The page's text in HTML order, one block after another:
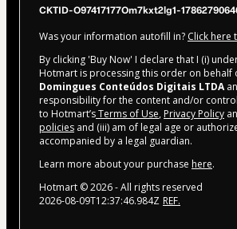
CKTID-O97417177Om7kxt2lg1-
Was your information autofill in? Click here
By clicking 'Buy Now' I declare that I (i)
Hotmart is processing this order on behalf
Domingues Conteúdos Digitais LTDA
responsibility for the content and/or
to Hotmart’sTerms of Use, Privacy Policy
policies and (iii) am of legal age or
accompanied by a legal guardian.
Learn more about your purchase here.
Hotmart ©2026- All rights reserved
2026-08-09T12:37:46.984Z REF.